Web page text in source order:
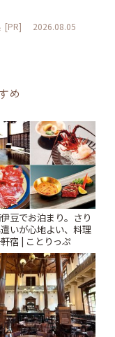
[PR] 2026.08.05
め
豆でお泊まり。さり
いが心地よい、料理
宿 | ことりっぷ